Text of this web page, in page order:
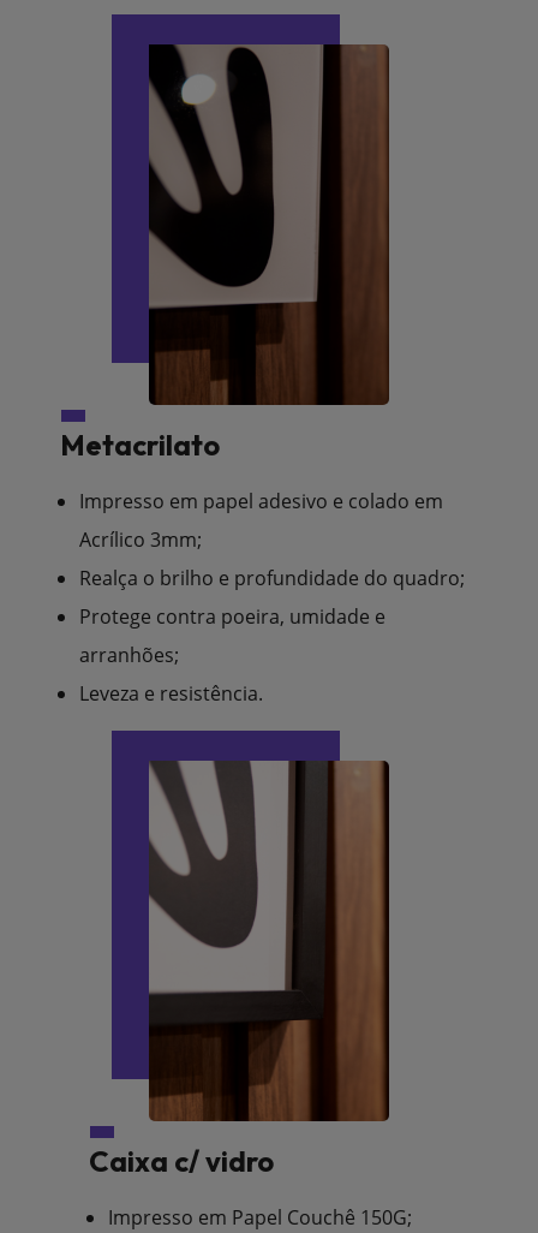
Metacrilato
Impresso em papel adesivo e colado em
Acrílico 3mm;
Realça o brilho e profundidade do quadro;
Protege contra poeira, umidade e
arranhões;
Leveza e resistência.
Caixa c/ vidro
Impresso em Papel Couchê 150G;